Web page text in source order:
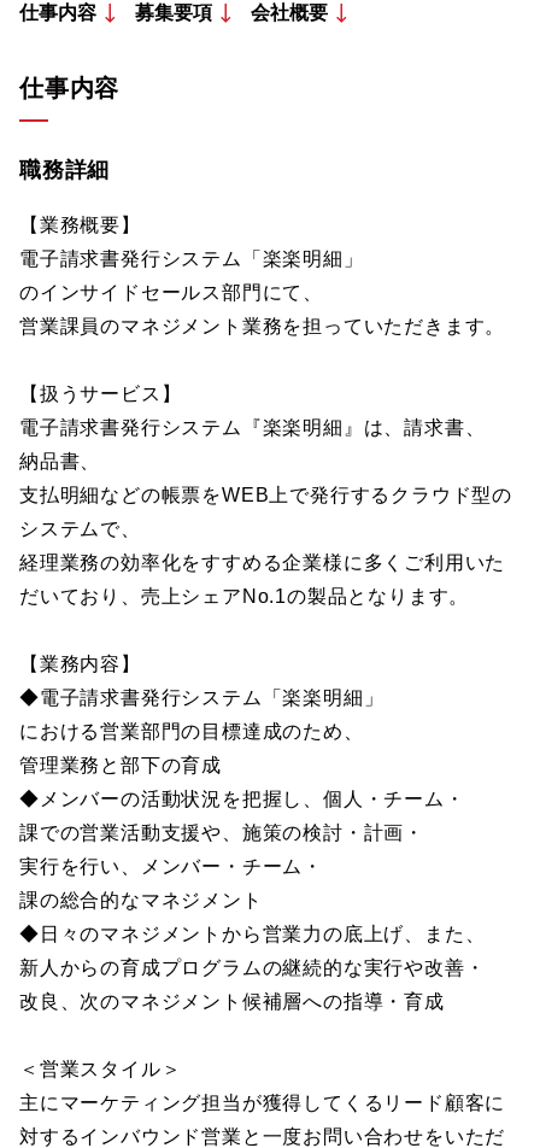
仕事内容 募集要項 会社概要
仕事内容
職務詳細
【業務概要】
電子請求書発行システム「楽楽明細」
のインサイドセールス部門にて、
営業課員のマネジメント業務を担っていただきます。
【扱うサービス】
電子請求書発行システム『楽楽明細』は、請求書、
納品書、
支払明細などの帳票をWEB上で発行するクラウド型の
システムで、
経理業務の効率化をすすめる企業様に多くご利用いた
だいており、売上シェアNo.1の製品となります。
【業務内容】
◆電子請求書発行システム「楽楽明細」
における営業部門の目標達成のため、
管理業務と部下の育成
◆メンバーの活動状況を把握し、個人・チーム・
課での営業活動支援や、施策の検討・計画・
実行を行い、メンバー・チーム・
課の総合的なマネジメント
◆日々のマネジメントから営業力の底上げ、また、
新人からの育成プログラムの継続的な実行や改善・
改良、次のマネジメント候補層への指導・育成
＜営業スタイル＞
主にマーケティング担当が獲得してくるリード顧客に
対するインバウンド営業と一度お問い合わせをいただ